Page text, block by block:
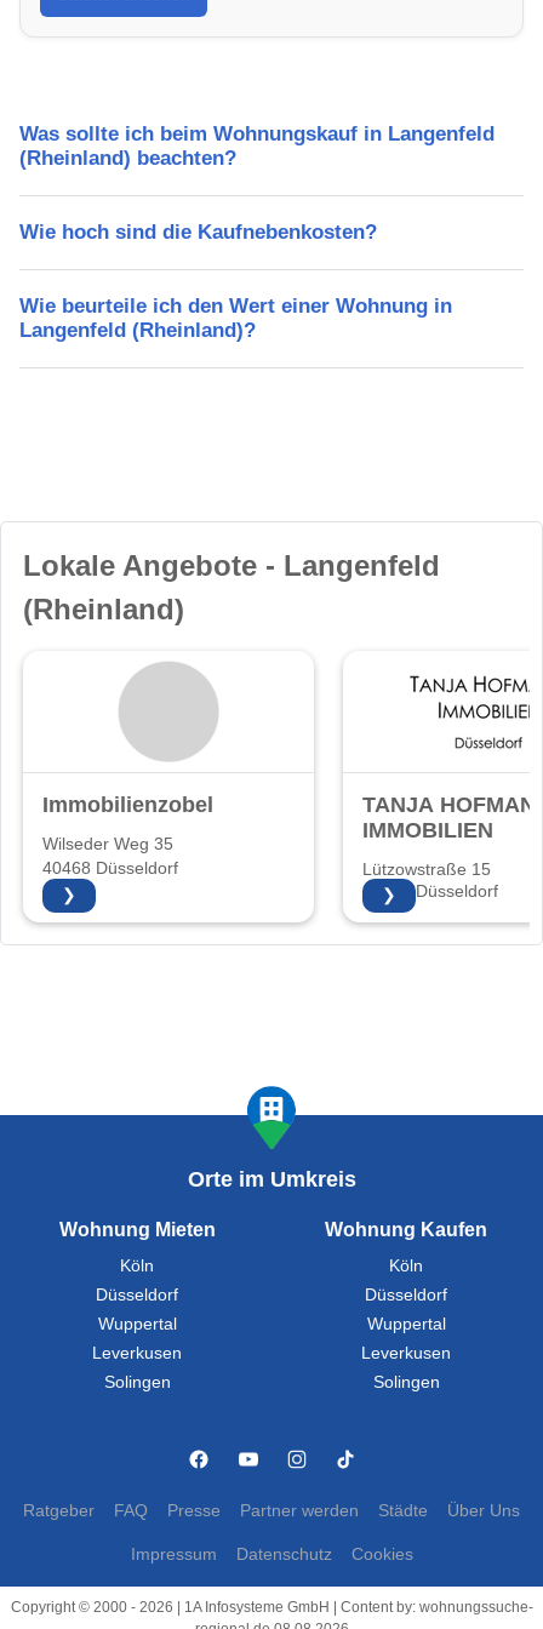
Schulen, Freizeitmöglichkeiten und Mietpreise.
Was sollte ich beim Wohnungskauf in Langenfeld
(Rheinland) beachten?
Wie hoch sind die Kaufnebenkosten?
Wie beurteile ich den Wert einer Wohnung in
Langenfeld (Rheinland)?
Lokale Angebote - Langenfeld
(Rheinland)
Immobilienzobel
Wilseder Weg 35
40468 Düsseldorf
❯
TANJA
IMMOBILIEN
Lützowstraße 15
40476 Düsseldorf
❯
Orte im Umkreis
Wohnung Mieten
Köln
Düsseldorf
Wuppertal
Leverkusen
Solingen
Wohnung Kaufen
Köln
Düsseldorf
Wuppertal
Leverkusen
Solingen
Ratgeber FAQ Presse Partner werden Städte Über Uns
Impressum Datenschutz Cookies
Copyright © 2000 - 2026 | 1A Infosysteme GmbH | Content by: wohnungssuche-